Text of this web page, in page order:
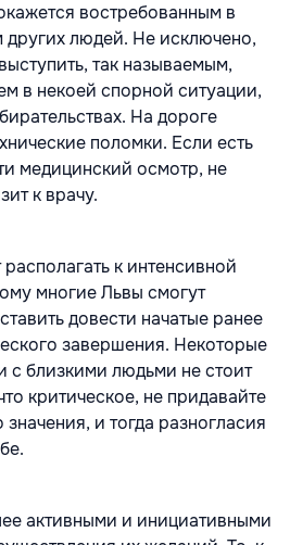
востребованным в
людей. Не исключено,
так называемым,
в некоей спорной ситуации,
На дороге
поломки. Если есть
медицинский осмотр, не
к врачу.
к интенсивной
многие Львы смогут
довести начатые ранее
завершения. Некоторые
с близкими людьми не стоит
критическое, не придавайте
и тогда разногласия
активными и инициативными